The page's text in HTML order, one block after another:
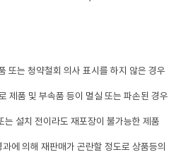
또는 청약철회 의사 표시를 하지 않은 경우
제품 및 부속품 등이 멸실 또는 파손된 경우
는 설치 전이라도 재포장이 불가능한 제품
에 의해 재판매가 곤란할 정도로 상품등의